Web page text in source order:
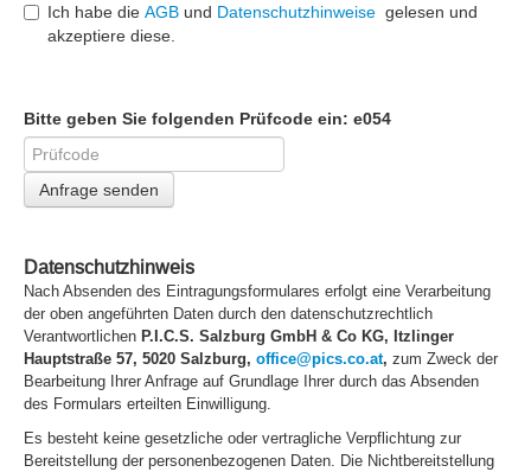
Ich habe die AGB und Datenschutzhinweise gelesen und
akzeptiere diese.
Bitte geben Sie folgenden Prüfcode ein: e054
Anfrage senden
Datenschutzhinweis
Nach Absenden des Eintragungsformulares erfolgt eine Verarbeitung
der oben angeführten Daten durch den datenschutzrechtlich
Verantwortlichen P.I.C.S. Salzburg GmbH & Co KG, Itzlinger
Hauptstraße 57, 5020 Salzburg, office@pics.co.at, zum Zweck der
Bearbeitung Ihrer Anfrage auf Grundlage Ihrer durch das Absenden
des Formulars erteilten Einwilligung.
Es besteht keine gesetzliche oder vertragliche Verpflichtung zur
Bereitstellung der personenbezogenen Daten. Die Nichtbereitstellung